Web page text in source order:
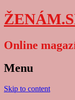
Online
Menu
Skip to content